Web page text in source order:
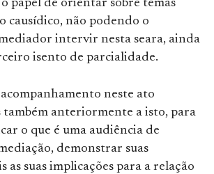
papel de orientar sobre temas
causídico, não podendo o
intervir nesta seara, ainda
isento de parcialidade.
neste ato
também anteriormente a isto, para
o que é uma audiência de
demonstrar suas
as suas implicações para a relação